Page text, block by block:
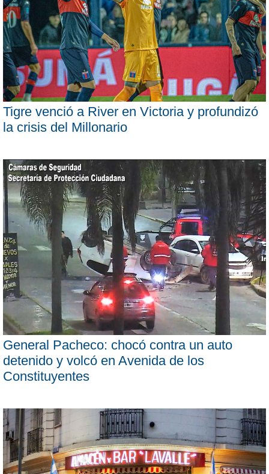
Tigre venció a River en Victoria y profundizó
la crisis del Millonario
General Pacheco: chocó contra un auto
detenido y volcó en Avenida de los
Constituyentes